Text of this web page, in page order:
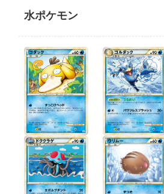
水ポケモン